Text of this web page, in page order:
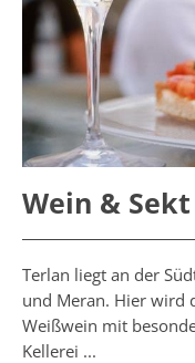
Wein & Sekt
Terlan liegt an der
und Meran. Hier wird
Weißwein mit
Kellerei ...